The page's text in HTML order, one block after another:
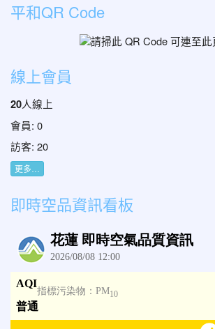
平和QR Code
線上會員
20人線上
會員: 0
訪客: 20
更多…
即時空品資訊看板